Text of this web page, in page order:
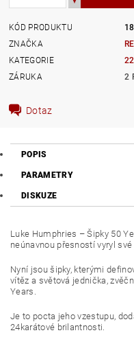
KÓD PRODUKTU
ZNAČKA
KATEGORIE
ZÁRUKA
2
Dotaz
POPIS
PARAMETRY
DISKUZE
Luke Humphries – Šipky 50
neúnavnou přesností vyryl
Nyní jsou šipky, kterými
vítěz a světová jednička,
Years.
Je to pocta jeho vzestupu,
24karátové brilantnosti.